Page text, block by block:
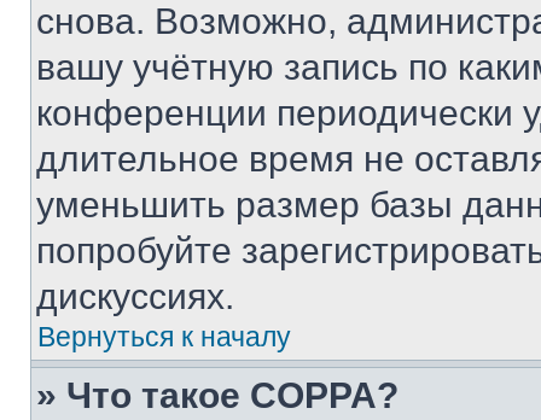
снова. Возможно,
вашу учётную запись по
конференции периодически
длительное время не
уменьшить размер базы
попробуйте
дискуссиях.
Вернуться к началу
» Что такое COPPA?